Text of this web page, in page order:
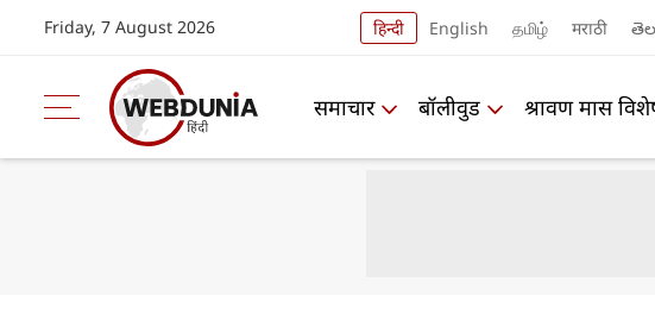
Friday, 7 August 2026 हिन्दी English தமிழ் मराठी
समाचार बॉलीवुड श्रावण मास